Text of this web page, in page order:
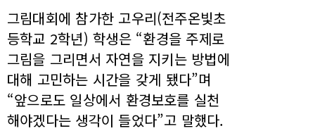
그림대회에 참가한 고우리(전주온빛초
등학교 2학년) 학생은 “환경을 주제로
그림을 그리면서 자연을 지키는 방법에
대해 고민하는 시간을 갖게 됐다”며
“앞으로도 일상에서 환경보호를 실천
해야겠다는 생각이 들었다”고 말했다.